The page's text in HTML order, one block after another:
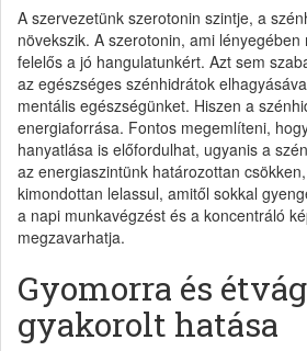
A szervezetünk szerotonin szintje, a
növekszik. A szerotonin, ami lényegében
felelős a jó hangulatunkért. Azt sem
az egészséges szénhidrátok
mentális egészségünket. Hiszen a
energiaforrása. Fontos megemlíteni,
hanyatlása is előfordulhat, ugyanis a
az energiaszintünk határozottan
kimondottan lelassul, amitől sokkal
a napi munkavégzést és a koncentráló
megzavarhatja.
Gyomorra és
gyakorolt hatása